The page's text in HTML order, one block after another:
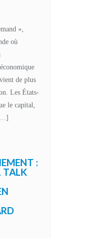
»,
où
de plus
Les États-
le capital,
:
TALK